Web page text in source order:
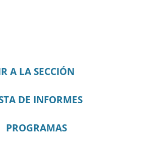
A LA SECCIÓN
DE INFORMES
PROGRAMAS